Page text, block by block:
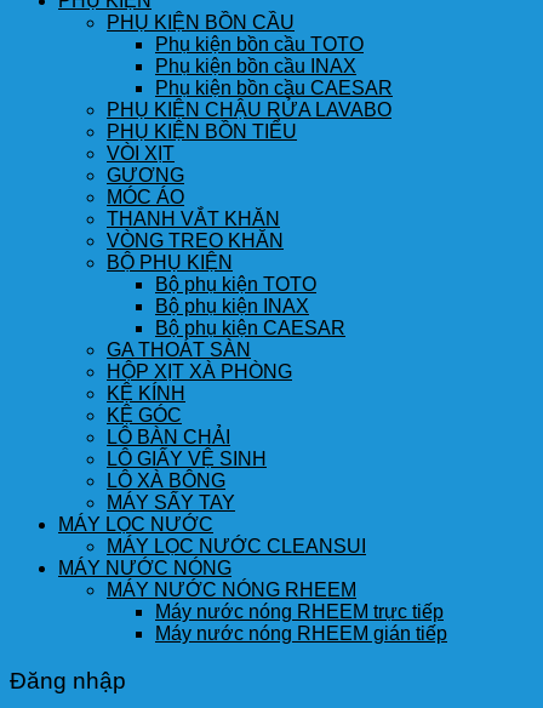
PHỤ KIỆN BỒN CẦU
Phụ kiện bồn cầu TOTO
Phụ kiện bồn cầu INAX
Phụ kiện bồn cầu CAESAR
PHỤ KIỆN CHẬU RỬA LAVABO
PHỤ KIỆN BỒN TIỂU
VÒI XỊT
GƯƠNG
MÓC ÁO
THANH VẮT KHĂN
VÒNG TREO KHĂN
BỘ PHỤ KIỆN
Bộ phụ kiện TOTO
Bộ phụ kiện INAX
Bộ phụ kiện CAESAR
GA THOÁT SÀN
HỘP XỊT XÀ PHÒNG
KỆ KÍNH
KỆ GÓC
LÔ BÀN CHẢI
LÔ GIẤY VỆ SINH
LÔ XÀ BÔNG
MÁY SẤY TAY
MÁY LỌC NƯỚC
MÁY LỌC NƯỚC CLEANSUI
MÁY NƯỚC NÓNG
MÁY NƯỚC NÓNG RHEEM
Máy nước nóng RHEEM trực tiếp
Máy nước nóng RHEEM gián tiếp
Đăng nhập